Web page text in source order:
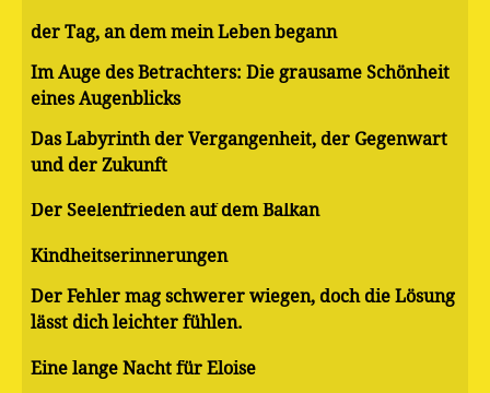
der Tag, an dem mein Leben begann
Im Auge des Betrachters: Die grausame Schönheit
eines Augenblicks
Das Labyrinth der Vergangenheit, der Gegenwart
und der Zukunft
Der Seelenfrieden auf dem Balkan
Kindheitserinnerungen
Der Fehler mag schwerer wiegen, doch die Lösung
lässt dich leichter fühlen.
Eine lange Nacht für Eloise